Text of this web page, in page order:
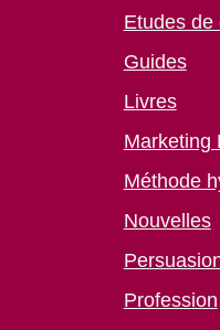
Etudes de
Guides
Livres
Marketing
Méthode
Nouvelles
Profession